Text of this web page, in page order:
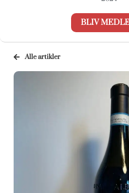
BLIV
Alle artikler